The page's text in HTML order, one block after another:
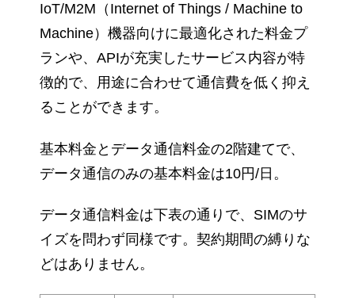
IoT/M2M（Internet of Things / Machine to
Machine）機器向けに最適化された料金プ
ランや、APIが充実したサービス内容が特
徴的で、用途に合わせて通信費を低く抑え
ることができます。
基本料金とデータ通信料金の2階建てで、
データ通信のみの基本料金は10円/日。
データ通信料金は下表の通りで、SIMのサ
イズを問わず同様です。契約期間の縛りな
どはありません。